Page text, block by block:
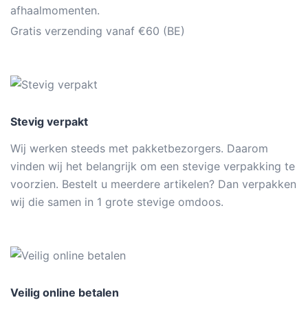
afhaalmomenten.
Gratis verzending vanaf €60 (BE)
Stevig verpakt
Wij werken steeds met pakketbezorgers. Daarom
vinden wij het belangrijk om een stevige verpakking te
voorzien. Bestelt u meerdere artikelen? Dan verpakken
wij die samen in 1 grote stevige omdoos.
Veilig online betalen